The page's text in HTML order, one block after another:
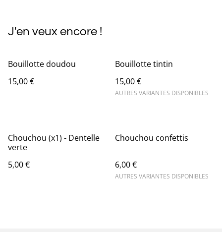
J'en veux encore !
Bouillotte doudou
15,00 €
Bouillotte tintin
15,00 €
AUTRES VARIANTES DISPONIBLES
Chouchou (x1) - Dentelle
verte
5,00 €
Chouchou confettis
6,00 €
AUTRES VARIANTES DISPONIBLES